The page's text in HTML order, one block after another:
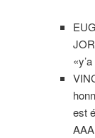
est